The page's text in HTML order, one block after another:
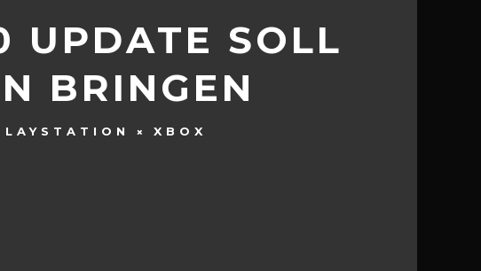
UPDATE SOLL
BRINGEN
XBOX